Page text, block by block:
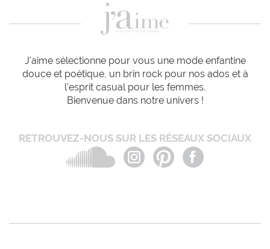
J'aime sélectionne pour vous une mode enfantine
douce et poétique, un brin rock pour nos ados et à
l'esprit casual pour les femmes.
Bienvenue dans notre univers !
RETROUVEZ-NOUS SUR LES RÉSEAUX SOCIAUX